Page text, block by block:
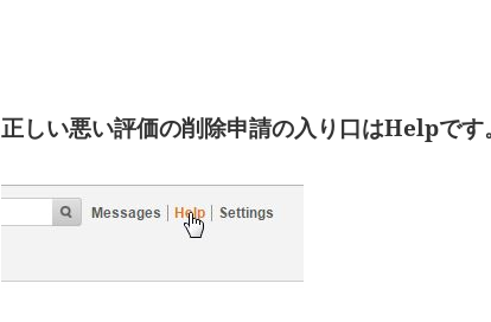
正しい悪い評価の削除申請の入り口はHelpです。